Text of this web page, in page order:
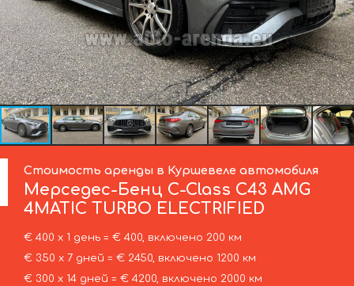
Стоимость аренды в Куршевеле автомобиля
Мерседес-Бенц C-Class C43 AMG
4MATIC TURBO ELECTRIFIED
€ 400 х 1 день = € 400, включено 200 км
€ 350 х 7 дней = € 2450, включено 1200 км
€ 300 х 14 дней = € 4200, включено 2000 км